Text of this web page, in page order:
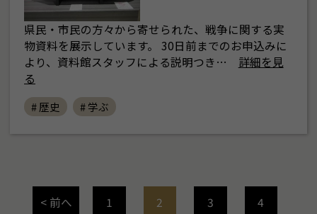
県民・市民の方々から寄せられた、戦争に関する実
物資料を展示しています。 30日前までのお申込みに
より、資料館スタッフによる説明つき…
詳細を見
る
# 歴史 # 学ぶ
< 前へ 1 2 3 4